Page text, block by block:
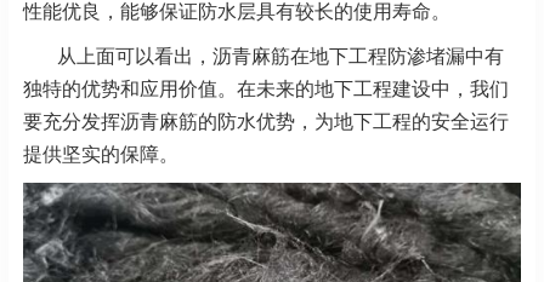
性能优良，能够保证防水层具有较长的使用寿命。
从上面可以看出，沥青麻筋在地下工程防渗堵漏中有
独特的优势和应用价值。在未来的地下工程建设中，我们
要充分发挥沥青麻筋的防水优势，为地下工程的安全运行
提供坚实的保障。